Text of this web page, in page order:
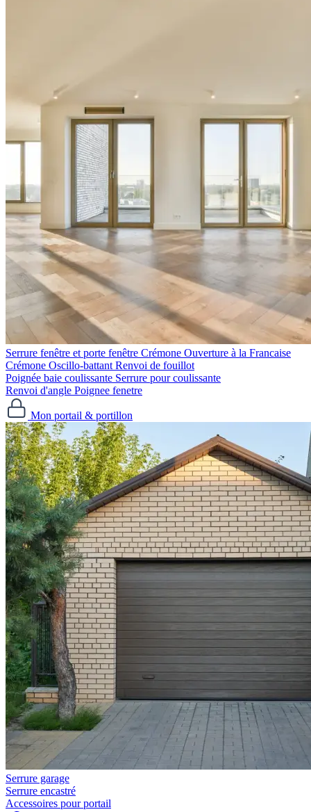
Serrure fenêtre et porte fenêtre
Crémone Ouverture à la Francaise
Crémone Oscillo-battant Renvoi de fouillot
Poignée baie coulissante Serrure pour coulissante
Renvoi d'angle Poignee fenetre
Mon portail & portillon
Serrure garage
Serrure encastré
Accessoires pour portail